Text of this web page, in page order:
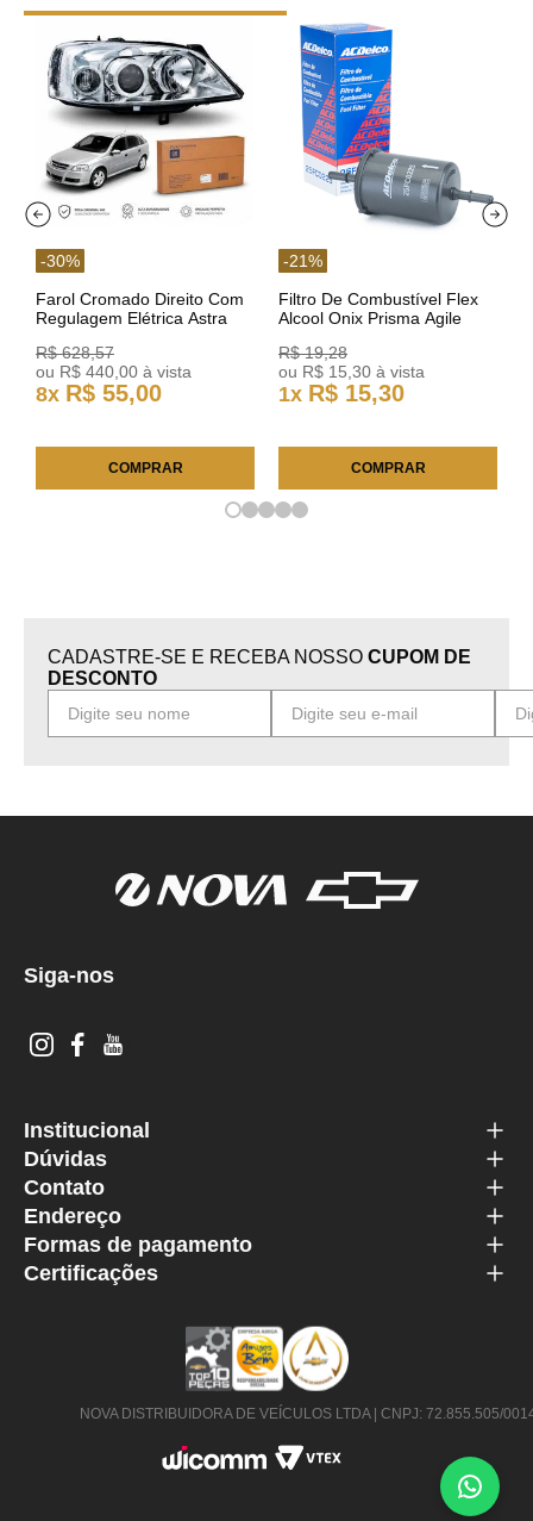
-30%
Farol Cromado Direito Com
Regulagem Elétrica Astra
R$ 628,57
ou R$ 440 00 à vista
8x R$ 55,00
COMPRAR
-21%
Filtro De Combustível Flex
Alcool Onix Prisma Agile
25FC0225 ACDelco
R$ 19,28
ou R$ 15 30 à vista
1x R$ 15,30
COMPRAR
CADASTRE-SE E RECEBA NOSSO CUPOM DE
DESCONTO
Siga-nos
Institucional
Dúvidas
Contato
Endereço
Formas de pagamento
Certificações
NOVA DISTRIBUIDORA DE VEÍCULOS LTDA | CNPJ: 72.855.505/